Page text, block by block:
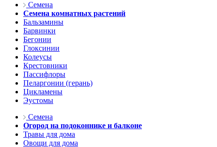
Семена
Семена комнатных растений
Бальзамины
Барвинки
Бегонии
Глоксинии
Колеусы
Крестовники
Пассифлоры
Пеларгонии (герань)
Цикламены
Эустомы
Семена
Огород на подоконнике и балконе
Травы для дома
Овощи для дома